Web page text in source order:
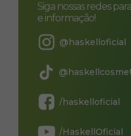
Siga nossas redes
e informação!
@haskelloficial
/haskelloficial
/HaskellOficial